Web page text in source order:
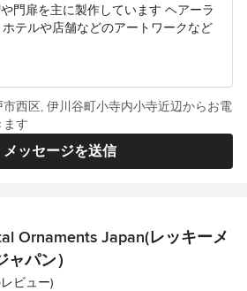
門扉を主に製作しています ヘアーラ
テルや店舗などのアートワークなど
メッセージを送信
市西区, 伊川谷町小寺内小寺近辺からお電
ます
Ornaments Japan(レッキーメ
パン）
5ビュー)